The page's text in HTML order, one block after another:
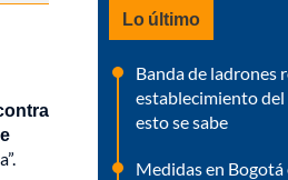
Lo último
Banda de ladrones
establecimiento
esto se sabe
Medidas en